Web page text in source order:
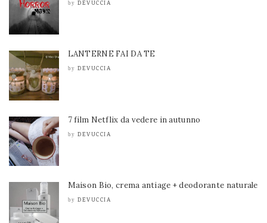
by DEVUCCIA
LANTERNE FAI DA TE
by DEVUCCIA
7 film Netflix da vedere in autunno
by DEVUCCIA
Maison Bio, crema antiage + deodorante naturale
by DEVUCCIA